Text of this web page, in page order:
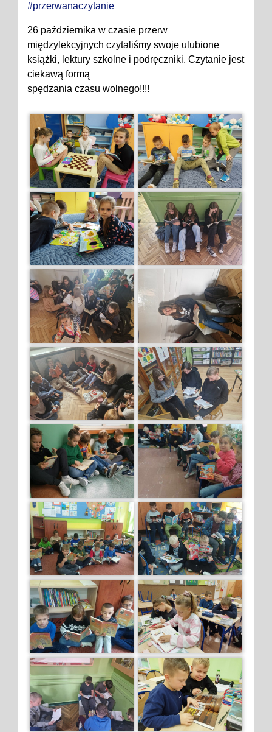
#przerwanaczytanie
26 października w czasie przerw
międzylekcyjnych czytaliśmy swoje ulubione
książki, lektury szkolne i podręczniki. Czytanie jest
ciekawą formą
spędzania czasu wolnego!!!!